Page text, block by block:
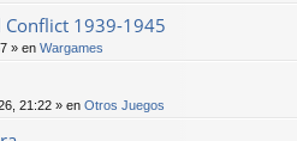
1939-1945
» en Wargames
21:22 » en Otros Juegos